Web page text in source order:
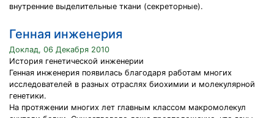
внутренние выделительные ткани (секреторные).
Генная инженерия
Доклад, 06 Декабря 2010
История генетической инженерии
Генная инженерия появилась благодаря работам многих
исследователей в разных отраслях биохимии и молекулярной
генетики.
На протяжении многих лет главным классом макромолекул